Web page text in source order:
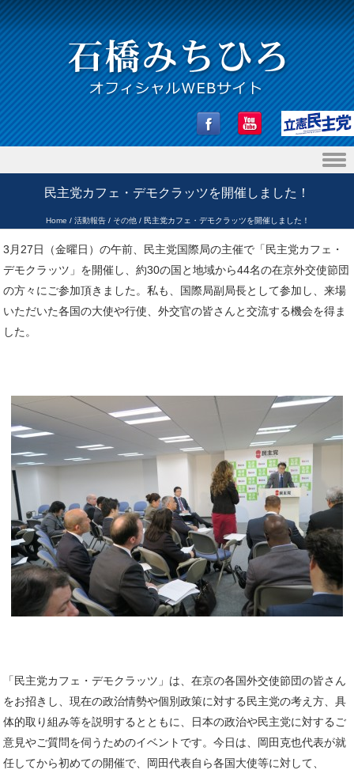
Skip to content
民主党カフェ・デモクラッツを開催しました！
Home / 活動報告/ その他/ 民主党カフェ・デモクラッツを開催しました！
3月27日（金曜日）の午前、民主党国際局の主催で「民主党カフェ・
デモクラッツ」を開催し、約30の国と地域から44名の在京外交使節団
の方々にご参加頂きました。私も、国際局副局長として参加し、来場
いただいた各国の大使や行使、外交官の皆さんと交流する機会を得ま
した。
「民主党カフェ・デモクラッツ」は、在京の各国外交使節団の皆さん
をお招きし、現在の政治情勢や個別政策に対する民主党の考え方、具
体的取り組み等を説明するとともに、日本の政治や民主党に対するご
意見やご質問を伺うためのイベントです。今日は、岡田克也代表が就
任してから初めての開催で、岡田代表自ら各国大使等に対して、